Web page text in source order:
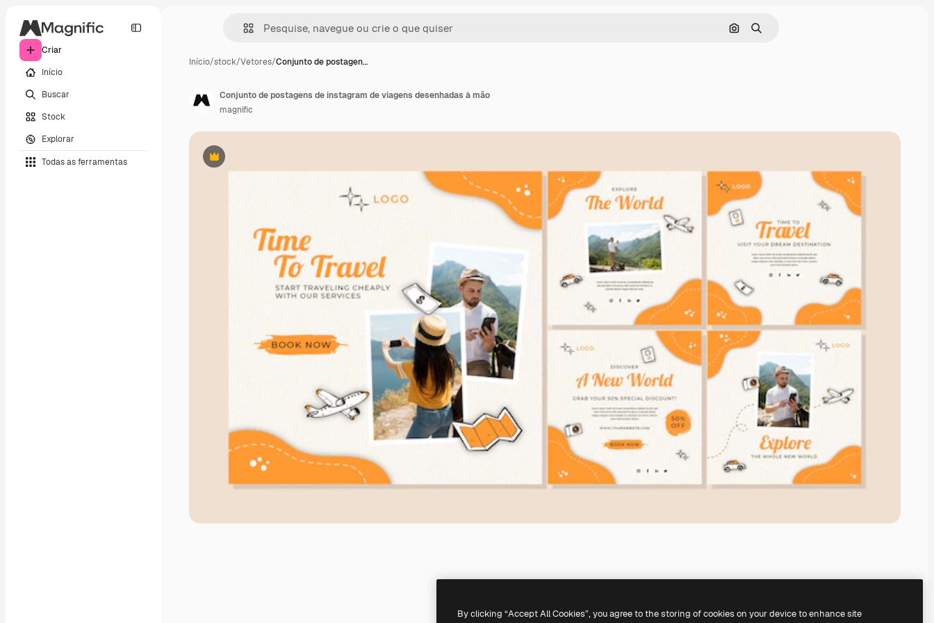
Criar
Início
Buscar
Stock
Explorar
Todas as ferramentas
Pesquisar por imagem
Buscar
Início/stock/Vetores/Conjunto de postagen…
Premium
Conjunto de postagens de instagram de viagens desenhadas à mão
magnific
By clicking “Accept All Cookies”, you agree to the storing of cookies on your device to enhance site